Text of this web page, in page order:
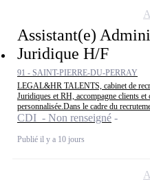
Assistant(e)
Juridique H/F
91 - SAINT-PIERRE-DU-PERRAY
LEGAL&HR TALENTS, cabinet de
Juridiques et RH, accompagne clients et
personnalisée.Dans le cadre du
CDI - Non renseigné
Publié il y a 10 jours